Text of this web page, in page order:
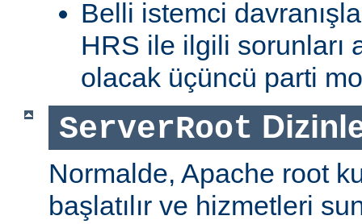
Belli istemci
HRS ile ilgili sorunları
olacak üçüncü parti
ServerRoot
Normalde, Apache root
başlatılır ve hizmetleri